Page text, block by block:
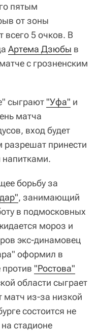
пятым
от зоны
всего 5 очков. В
Артема Дзюбы в
с грозненским
сыграют"Уфа" и
матча
вход будет
принести
напитками.
борьбу за
, занимающий
в подмосковных
мороз и
экс-динамовец
оформил в
"Ростова"
области сыграет
матч из-за низкой
состоится не
стадионе